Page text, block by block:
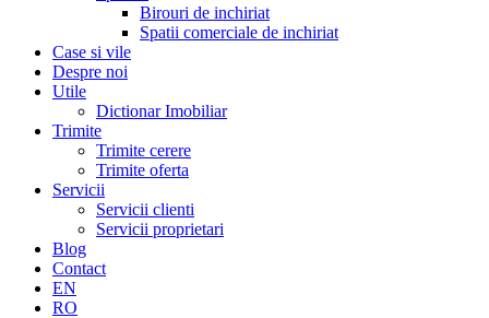
Birouri de inchiriat
Spatii comerciale de inchiriat
Case si vile
Despre noi
Utile
Dictionar Imobiliar
Trimite
Trimite cerere
Trimite oferta
Servicii
Servicii clienti
Servicii proprietari
Blog
Contact
EN
RO